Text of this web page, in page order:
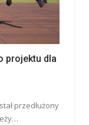
projektu dla
przedłużony